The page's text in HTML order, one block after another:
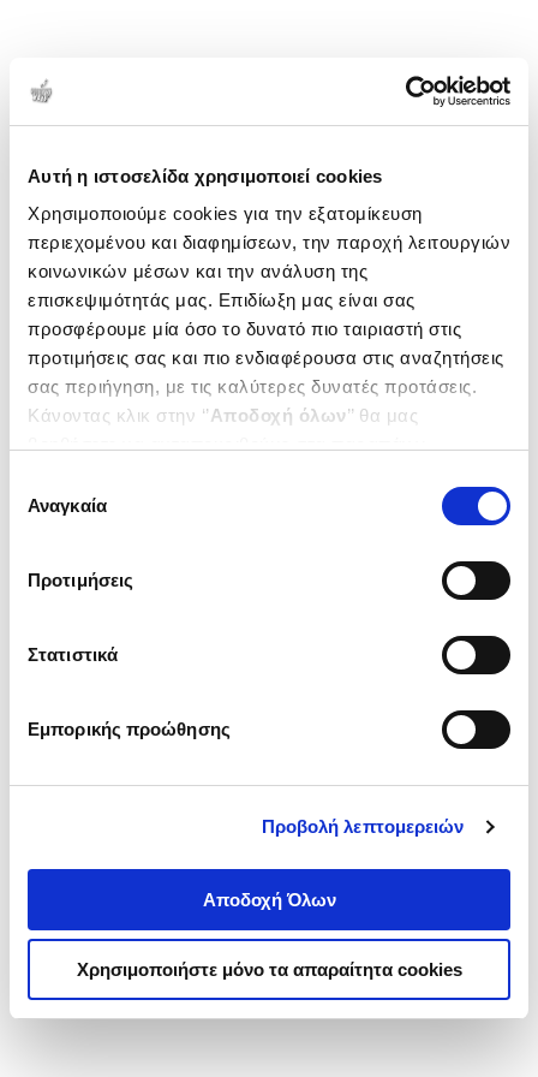
Αυτή η ιστοσελίδα χρησιμοποιεί cookies
Χρησιμοποιούμε cookies για την εξατομίκευση
περιεχομένου και διαφημίσεων, την παροχή λειτουργιών
κοινωνικών μέσων και την ανάλυση της
επισκεψιμότητάς μας. Επιδίωξη μας είναι σας
προσφέρουμε μία όσο το δυνατό πιο ταιριαστή στις
προτιμήσεις σας και πιο ενδιαφέρουσα στις αναζητήσεις
σας περιήγηση, με τις καλύτερες δυνατές προτάσεις.
Κάνοντας κλικ στην ‘’Αποδοχή όλων’’ θα μας
ενδιαφέρουν και να επιλέξετε από τα παρακάτω με την
΄΄και να ενημερωθείτε σχετικά με
συγκατάθεσης
Αναγκαία
Προτιμήσεις
Στατιστικά
Εμπορικής προώθησης
Προβολή λεπτομερειών
Αποδοχή Όλων
Χρησιμοποιήστε μόνο τα απαραίτητα cookies